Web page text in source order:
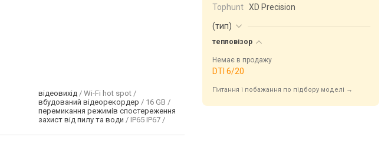
відеовихід / Wi-Fi hot spot /
вбудований відеорекордер / 16 GB /
перемикання режимів спостереження
захист від пилу та води / IP65 IP67 /
Tophunt XD Precision
(тип)
тепловізор
Немає в продажу
DTI 6/20
Питання і побажання по підбору моделі →